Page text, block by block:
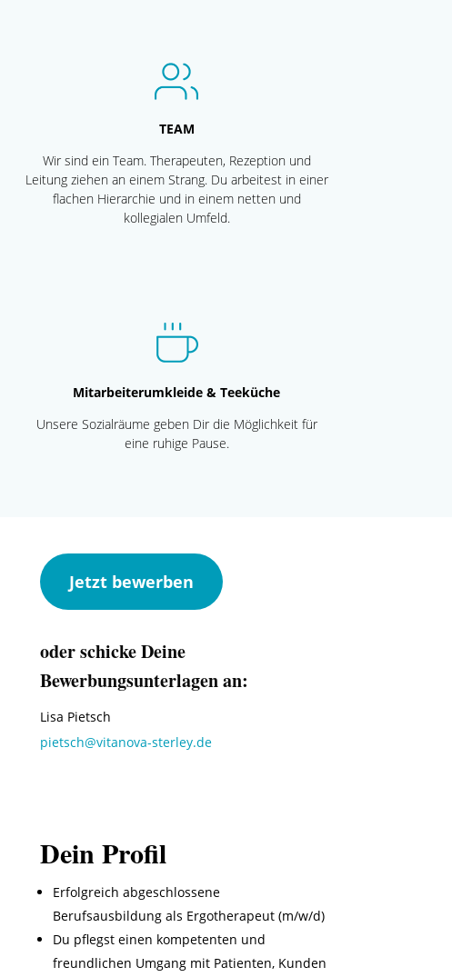
TEAM
Wir sind ein Team. Therapeuten, Rezeption und
Leitung ziehen an einem Strang. Du arbeitest in einer
flachen Hierarchie und in einem netten und
kollegialen Umfeld.
Mitarbeiterumkleide & Teeküche
Unsere Sozialräume geben Dir die Möglichkeit für
eine ruhige Pause.
Jetzt bewerben
oder schicke Deine
Bewerbungsunterlagen an:
Lisa Pietsch
pietsch@vitanova-sterley.de
Dein Profil
Erfolgreich abgeschlossene
Berufsausbildung als Ergotherapeut (m/w/d)
Du pflegst einen kompetenten und
freundlichen Umgang mit Patienten, Kunden